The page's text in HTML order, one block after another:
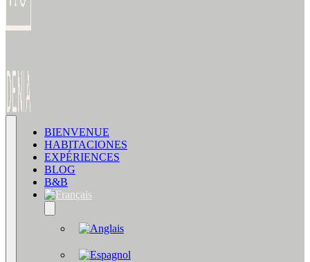
BIENVENUE
HABITACIONES
EXPÉRIENCES
BLOG
B&B